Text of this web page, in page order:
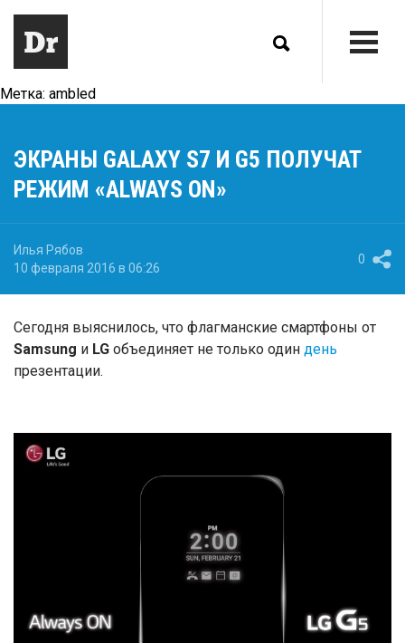
Метка: ambled
ЭКРАНЫ GALAXY S7 И G5 ПОЛУЧАТ
РЕЖИМ «ALWAYS ON»
Илья Рябов
10 февраля 2016 в 06:26
0
Сегодня выяснилось, что флагманские смартфоны от
Samsung и LG объединяет не только один день
презентации.